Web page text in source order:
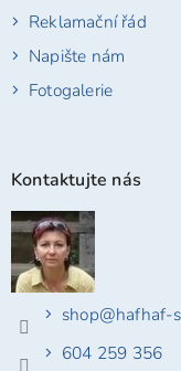
Reklamační řád
Napište nám
Fotogalerie
Kontaktujte nás
shop@hafhaf-
604 259 356